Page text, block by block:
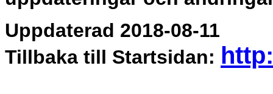
Uppdaterad 2018-08-11
Tillbaka till Startsidan: